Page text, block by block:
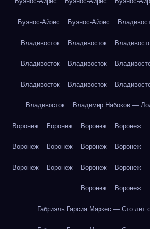
Буэнос-Айрес Буэнос-Айрес
Владивосток Владивосток
Владивосток Владивосток
Владивосток Владивосток
Владивосток Владимир Набоков —
Воронеж Воронеж Воронеж Воронеж
Воронеж Воронеж Воронеж Воронеж
Воронеж Воронеж Воронеж Воронеж
Воронеж Воронеж
Габриэль Гарсиа Маркес — Сто лет